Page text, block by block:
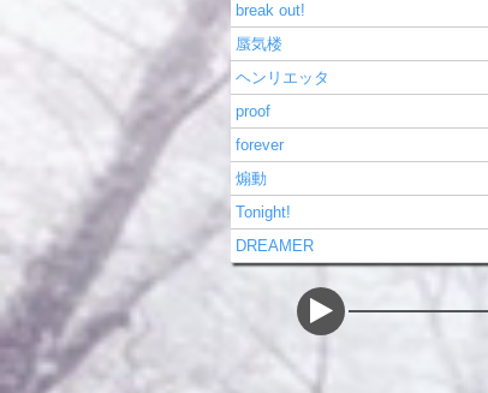
break out!
蜃気楼
ヘンリエッタ
proof
forever
煽動
Tonight!
DREAMER